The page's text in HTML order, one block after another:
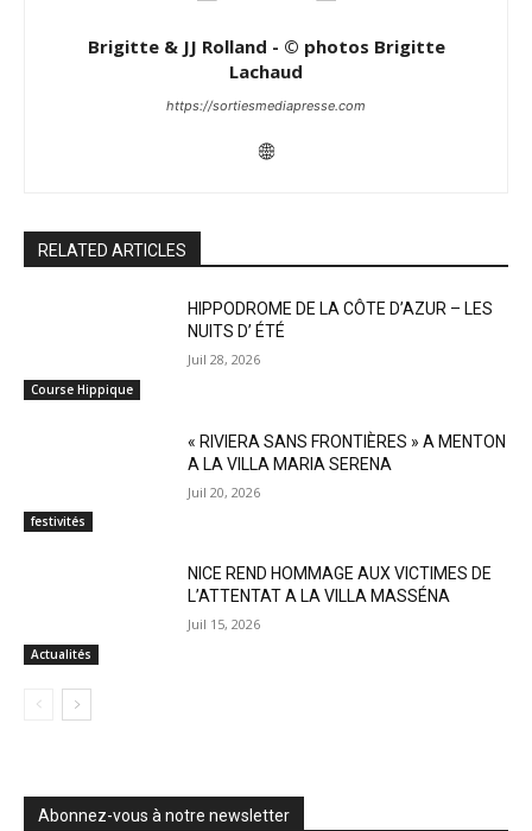
Brigitte & JJ Rolland - © photos Brigitte
Lachaud
https://sortiesmediapresse.com
RELATED ARTICLES
Course Hippique
HIPPODROME DE LA CÔTE D’AZUR – LES
NUITS D’ ÉTÉ
Juil 28, 2026
festivités
« RIVIERA SANS FRONTIÈRES » A MENTON
A LA VILLA MARIA SERENA
Juil 20, 2026
Actualités
NICE REND HOMMAGE AUX VICTIMES DE
L’ATTENTAT A LA VILLA MASSÉNA
Juil 15, 2026
Abonnez-vous à notre newsletter